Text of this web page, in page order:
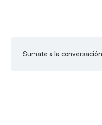
Sumate a la conversación.